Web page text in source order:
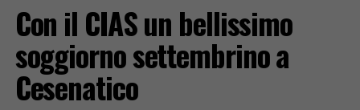
Con il CIAS un bellissimo
soggiorno settembrino a
Cesenatico